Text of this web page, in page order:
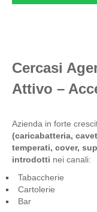
Cercasi
Attivo –
Azienda in forte
(caricabatteria,
temperati, cover,
introdotti nei canali:
Tabaccherie
Cartolerie
Bar